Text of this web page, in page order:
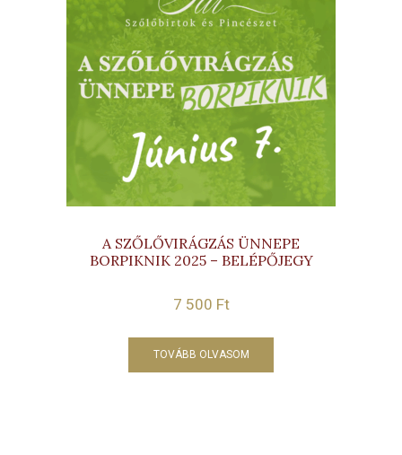
A SZŐLŐVIRÁGZÁS ÜNNEPE
BORPIKNIK 2025 – BELÉPŐJEGY
7 500 Ft
TOVÁBB OLVASOM